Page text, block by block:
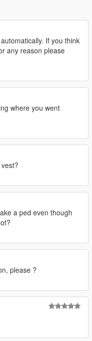
If you think
any reason please
where you went
a ped even though
please ?